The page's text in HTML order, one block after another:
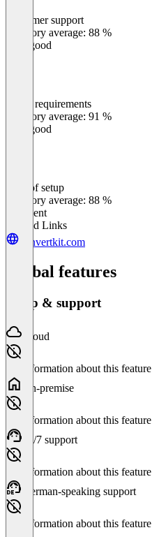
Customer support
Category average: 88 %
Very good
Meets requirements
Category average: 91 %
Very good
Ease of setup
Category average: 88 %
Excellent
Related Links
convertkit.com
Global features
Setup & support
Cloud
No information about this feature
On-premise
No information about this feature
24/7 support
No information about this feature
German-speaking support
No information about this feature